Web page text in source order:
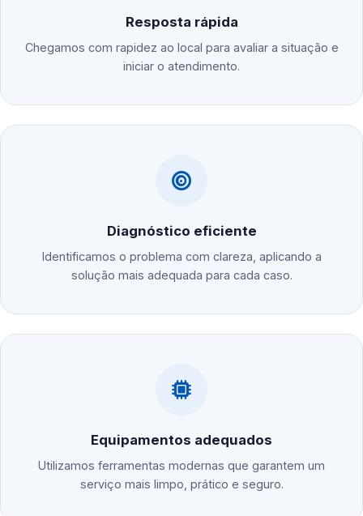
Resposta rápida
Chegamos com rapidez ao local para avaliar a situação e
iniciar o atendimento.
Diagnóstico eficiente
Identificamos o problema com clareza, aplicando a
solução mais adequada para cada caso.
Equipamentos adequados
Utilizamos ferramentas modernas que garantem um
serviço mais limpo, prático e seguro.